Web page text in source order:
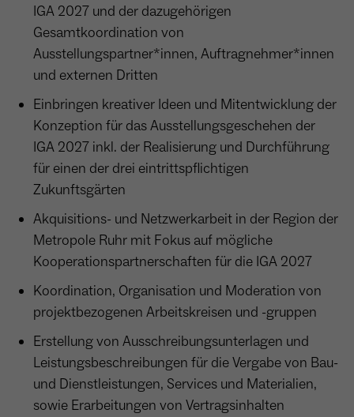
personenbezogene Daten.
Name _ga
Anbieter Google Analytics
Laufzeit 1 Jahr
Zweck Unterscheidung der Webseitenbesucher.
Name _ga_TNS3S6RE8W
Anbieter Google LLC
Zweck
Vergibt eine zufällige, pseudonyme ID, damit
erkannt wird, ob ein Besucher neu oder
wiederkehrend ist.
IGA 2027 und der dazugehörigen
Gesamtkoordination von
Ausstellungspartner*innen, Auftragnehmer*innen
und externen Dritten
Einbringen kreativer Ideen und Mitentwicklung der
Konzeption für das Ausstellungsgeschehen der
IGA 2027 inkl. der Realisierung und Durchführung
für einen der drei eintrittspflichtigen
Zukunftsgärten
Akquisitions- und Netzwerkarbeit in der Region der
Metropole Ruhr mit Fokus auf mögliche
Kooperationspartnerschaften für die IGA 2027
Koordination, Organisation und Moderation von
projektbezogenen Arbeitskreisen und -gruppen
Erstellung von Ausschreibungsunterlagen und
Leistungsbeschreibungen für die Vergabe von Bau-
und Dienstleistungen, Services und Materialien,
sowie Erarbeitungen von Vertragsinhalten